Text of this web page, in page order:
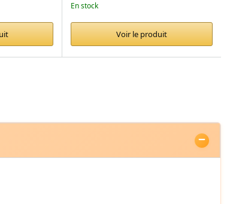
En stock
Voir le produit